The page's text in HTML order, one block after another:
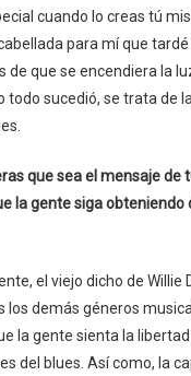
cuando lo creas tú
para mí que
de que se encendiera la
todo sucedió, se trata de
que sea el mensaje de
la gente siga obteniendo
el viejo dicho de Willie
los demás géneros
la gente sienta la
del blues. Así como, la